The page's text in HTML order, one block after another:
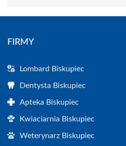
FIRMY
Lombard Biskupiec
Dentysta Biskupiec
Apteka Biskupiec
Kwiaciarnia Biskupiec
Weterynarz Biskupiec